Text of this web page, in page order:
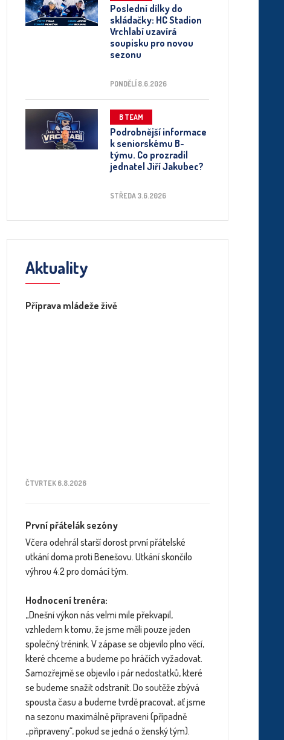
Poslední dílky do
skládačky: HC Stadion
Vrchlabí uzavírá
soupisku pro novou
sezonu
PONDĚLÍ 8.6.2026
B TEAM
Podrobnější informace
k seniorskému B-
týmu. Co prozradil
jednatel Jiří Jakubec?
STŘEDA 3.6.2026
Aktuality
Příprava mládeže živě
ČTVRTEK 6.8.2026
První přátelák sezóny
Včera odehrál starší dorost první přátelské
utkání doma proti Benešovu. Utkání skončilo
výhrou 4:2 pro domácí tým.
Hodnocení trenéra:
„Dnešní výkon nás velmi mile překvapil,
vzhledem k tomu, že jsme měli pouze jeden
společný trénink. V zápase se objevilo plno věcí,
které chceme a budeme po hráčích vyžadovat.
Samozřejmě se objevilo i pár nedostatků, které
se budeme snažit odstranit. Do soutěže zbývá
spousta času a budeme tvrdě pracovat, ať jsme
na sezonu maximálně připraveni (případně
„připraveny“, pokud se jedná o ženský tým).